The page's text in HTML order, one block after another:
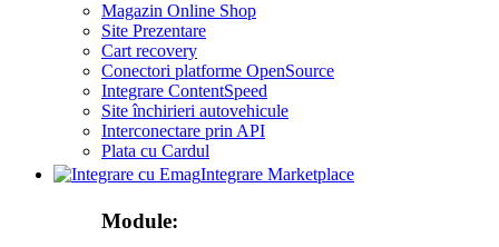
Magazin Online Shop
Site Prezentare
Cart recovery
Conectori platforme OpenSource
Integrare ContentSpeed
Site închirieri autovehicule
Interconectare prin API
Plata cu Cardul
Integrare Marketplace
Module: